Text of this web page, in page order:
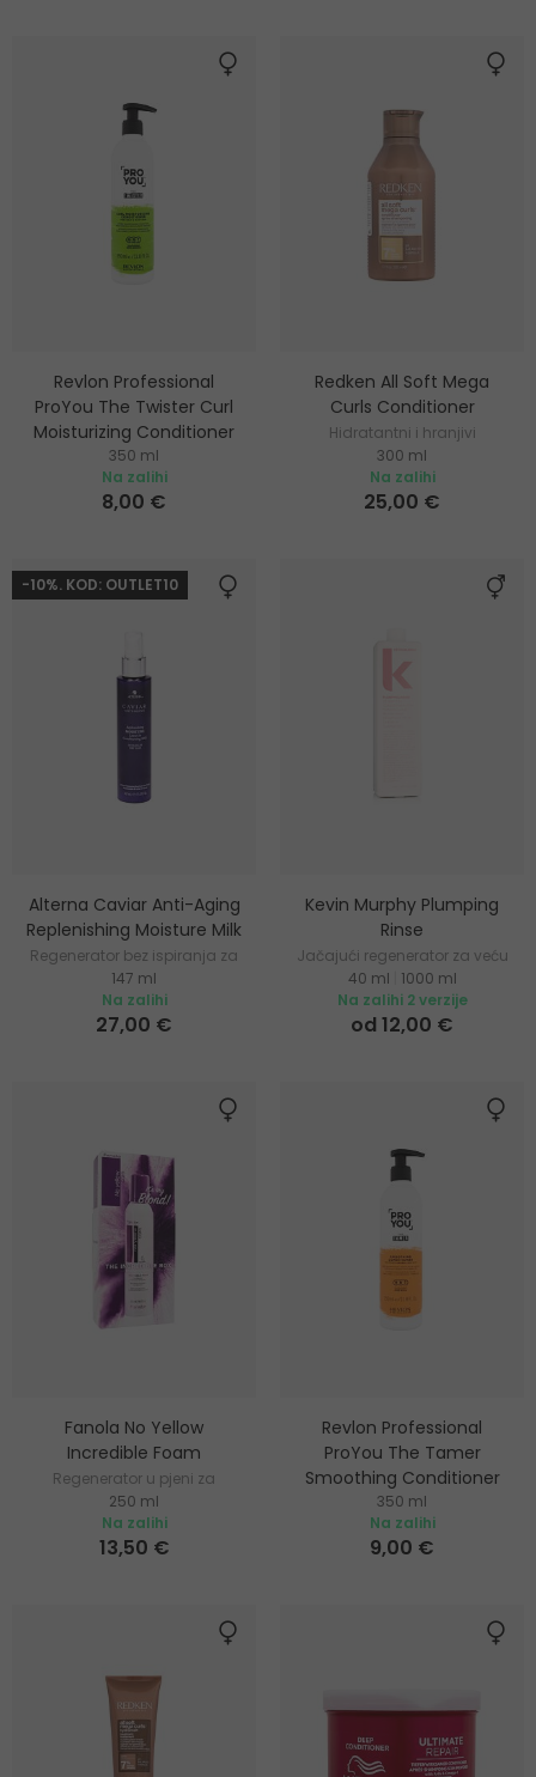
Revlon Professional
ProYou The Twister Curl
Moisturizing Conditioner
Regenerator za hidrataciju
kovrčave i valovite kose
350 ml
Na zalihi
8,00 €
Redken All Soft Mega
Curls Conditioner
Hidratantni i hranjivi
regenerator za kovrčavu kosu
300 ml
Na zalihi
25,00 €
-10%. KOD: OUTLET10
Alterna Caviar Anti-Aging
Replenishing Moisture Milk
Regenerator bez ispiranja za
sve tipove kose
147 ml
Na zalihi
27,00 €
Kevin Murphy Plumping
Rinse
Jačajući regenerator za veću
gustoću kose
40 ml
1000 ml
Na zalihi 2 verzije
od 12,00 €
Fanola No Yellow
Incredible Foam
Regenerator u pjeni za
neutraliziranje žutih nijansi
250 ml
Na zalihi
13,50 €
Revlon Professional
ProYou The Tamer
Smoothing Conditioner
Regenerator za grubu i
neposlušnu kosu
350 ml
Na zalihi
9,00 €